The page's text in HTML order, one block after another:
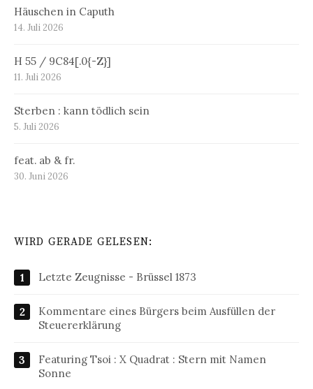
Häuschen in Caputh
14. Juli 2026
H 55 / 9C84[.0{-Z}]
11. Juli 2026
Sterben : kann tödlich sein
5. Juli 2026
feat. ab & fr.
30. Juni 2026
WIRD GERADE GELESEN:
Letzte Zeugnisse - Brüssel 1873
Kommentare eines Bürgers beim Ausfüllen der
Steuererklärung
Featuring Tsoi : X Quadrat : Stern mit Namen
Sonne